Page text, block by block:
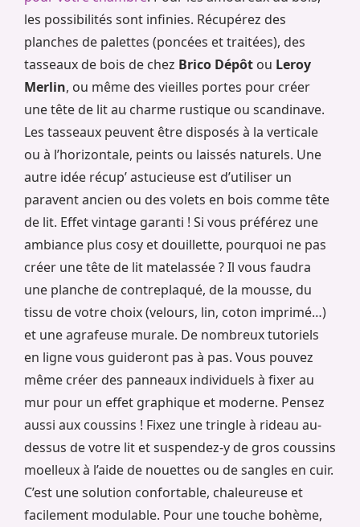
les possibilités sont infinies. Récupérez des
planches de palettes (poncées et traitées), des
tasseaux de bois de chez Brico Dépôt ou Leroy
Merlin, ou même des vieilles portes pour créer
une tête de lit au charme rustique ou scandinave.
Les tasseaux peuvent être disposés à la verticale
ou à l’horizontale, peints ou laissés naturels. Une
autre idée récup’ astucieuse est d’utiliser un
paravent ancien ou des volets en bois comme tête
de lit. Effet vintage garanti ! Si vous préférez une
ambiance plus cosy et douillette, pourquoi ne pas
créer une tête de lit matelassée ? Il vous faudra
une planche de contreplaqué, de la mousse, du
tissu de votre choix (velours, lin, coton imprimé…)
et une agrafeuse murale. De nombreux tutoriels
en ligne vous guideront pas à pas. Vous pouvez
même créer des panneaux individuels à fixer au
mur pour un effet graphique et moderne. Pensez
aussi aux coussins ! Fixez une tringle à rideau au-
dessus de votre lit et suspendez-y de gros coussins
moelleux à l’aide de nouettes ou de sangles en cuir.
C’est une solution confortable, chaleureuse et
facilement modulable. Pour une touche bohème,